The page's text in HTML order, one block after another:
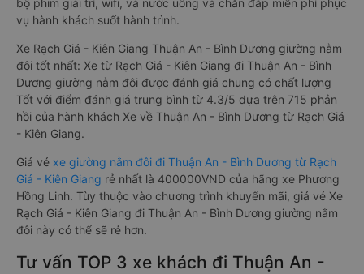
bộ phim giải trí, wifi, và nước uống và chăn đắp miễn phí phục
vụ hành khách suốt hành trình.
Xe Rạch Giá - Kiên Giang Thuận An - Bình Dương giường nằm
đôi tốt nhất: Xe từ Rạch Giá - Kiên Giang đi Thuận An - Bình
Dương giường nằm đôi được đánh giá chung có chất lượng
Tốt với điểm đánh giá trung bình từ 4.3/5 dựa trên 715 phản
hồi của hành khách Xe về Thuận An - Bình Dương từ Rạch Giá
- Kiên Giang.
Giá vé xe giường nằm đôi đi Thuận An - Bình Dương từ Rạch
Giá - Kiên Giang rẻ nhất là 400000VND của hãng xe Phương
Hồng Linh. Tùy thuộc vào chương trình khuyến mãi, giá vé Xe
Rạch Giá - Kiên Giang đi Thuận An - Bình Dương giường nằm
đôi này có thể sẽ rẻ hơn.
Tư vấn TOP 3 xe khách đi Thuận An -